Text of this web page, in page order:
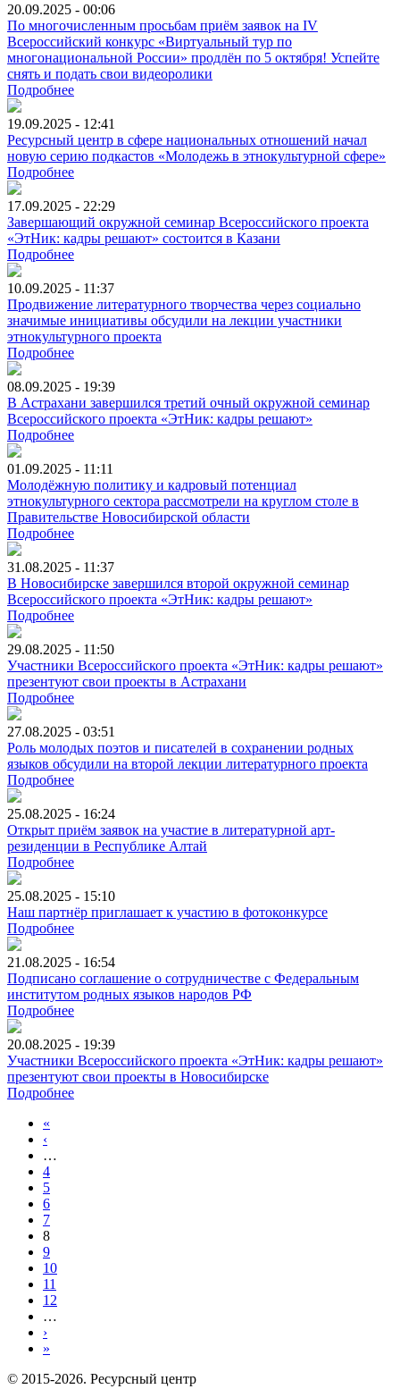
20.09.2025 - 00:06
По многочисленным просьбам приём заявок на IV
Всероссийский конкурс «Виртуальный тур по
многонациональной России» продлён по 5 октября! Успейте
снять и подать свои видеоролики
Подробнее
19.09.2025 - 12:41
Ресурсный центр в сфере национальных отношений начал
новую серию подкастов «Молодежь в этнокультурной сфере»
Подробнее
17.09.2025 - 22:29
Завершающий окружной семинар Всероссийского проекта
«ЭтНик: кадры решают» состоится в Казани
Подробнее
10.09.2025 - 11:37
Продвижение литературного творчества через социально
значимые инициативы обсудили на лекции участники
этнокультурного проекта
Подробнее
08.09.2025 - 19:39
В Астрахани завершился третий очный окружной семинар
Всероссийского проекта «ЭтНик: кадры решают»
Подробнее
01.09.2025 - 11:11
Молодёжную политику и кадровый потенциал
этнокультурного сектора рассмотрели на круглом столе в
Правительстве Новосибирской области
Подробнее
31.08.2025 - 11:37
В Новосибирске завершился второй окружной семинар
Всероссийского проекта «ЭтНик: кадры решают»
Подробнее
29.08.2025 - 11:50
Участники Всероссийского проекта «ЭтНик: кадры решают»
презентуют свои проекты в Астрахани
Подробнее
27.08.2025 - 03:51
Роль молодых поэтов и писателей в сохранении родных
языков обсудили на второй лекции литературного проекта
Подробнее
25.08.2025 - 16:24
Открыт приём заявок на участие в литературной арт-
резиденции в Республике Алтай
Подробнее
25.08.2025 - 15:10
Наш партнёр приглашает к участию в фотоконкурсе
Подробнее
21.08.2025 - 16:54
Подписано соглашение о сотрудничестве с Федеральным
институтом родных языков народов РФ
Подробнее
20.08.2025 - 19:39
Участники Всероссийского проекта «ЭтНик: кадры решают»
презентуют свои проекты в Новосибирске
Подробнее
«
‹
…
4
5
6
7
8
9
10
11
12
…
›
»
© 2015-2026. Ресурсный центр